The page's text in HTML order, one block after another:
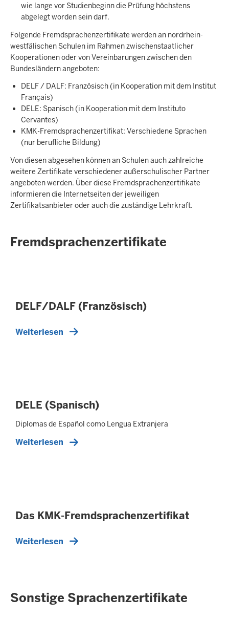
wie lange vor Studienbeginn die Prüfung höchstens
abgelegt worden sein darf.
Folgende Fremdsprachenzertifikate werden an nordrhein-
westfälischen Schulen im Rahmen zwischenstaatlicher
Kooperationen oder von Vereinbarungen zwischen den
Bundesländern angeboten:
DELF / DALF: Französisch (in Kooperation mit dem Institut
Français)
DELE: Spanisch (in Kooperation mit dem Instituto
Cervantes)
KMK-Fremdsprachenzertifikat: Verschiedene Sprachen
(nur berufliche Bildung)
Von diesen abgesehen können an Schulen auch zahlreiche
weitere Zertifikate verschiedener außerschulischer Partner
angeboten werden. Über diese Fremdsprachenzertifikate
informieren die Internetseiten der jeweiligen
Zertifikatsanbieter oder auch die zuständige Lehrkraft.
Fremdsprachenzertifikate
DELF/DALF (Französisch)
Weiterlesen
DELE (Spanisch)
Diplomas de Español como Lengua Extranjera
Weiterlesen
Das KMK-Fremdsprachenzertifikat
Weiterlesen
Sonstige Sprachenzertifikate